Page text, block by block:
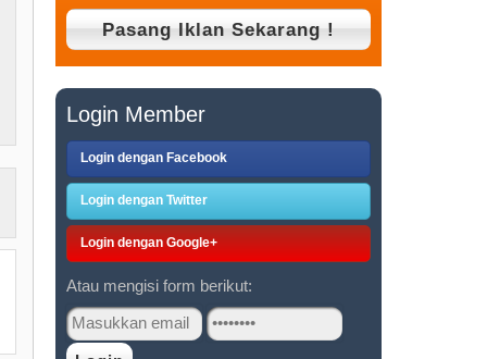
Login Member
Login dengan Facebook
Login dengan Twitter
Login dengan Google+
Atau mengisi form berikut: